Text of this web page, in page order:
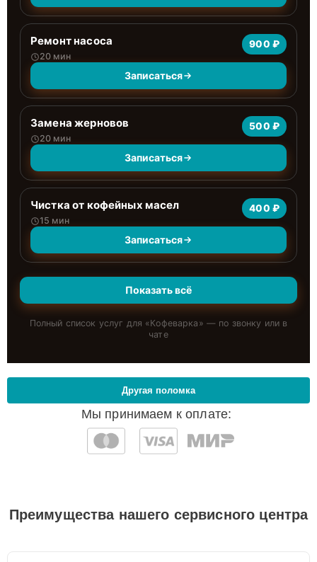
Ремонт насоса
20 мин
900 ₽
Записаться
Замена жерновов
20 мин
500 ₽
Записаться
Чистка от кофейных масел
15 мин
400 ₽
Записаться
Показать всё
Полный список услуг для «Кофеварка » — по звонку или в
чате
Мы принимаем к оплате:
Другая поломка
Преимущества нашего сервисного центра